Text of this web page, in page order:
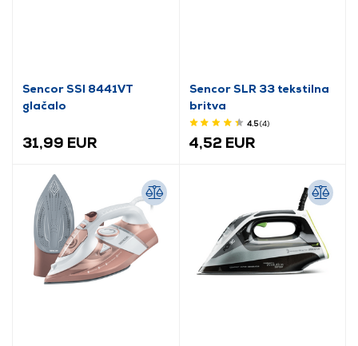
Sencor SSI 8441VT
glačalo
31,99 EUR
Sencor SLR 33 tekstilna
britva
4.5(4)
4,52 EUR